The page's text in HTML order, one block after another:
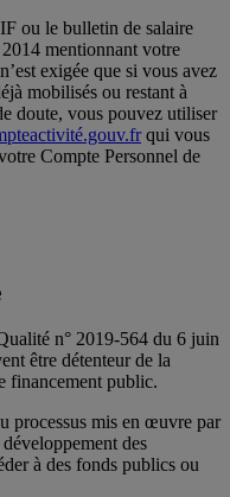
ou le bulletin de salaire
mentionnant votre
exigée que si vous avez
mobilisés ou restant à
doute, vous pouvez utiliser
qui vous
Compte Personnel de
n° 2019-564 du 6 juin
être détenteur de la
financement public.
processus mis en œuvre par
des
à des fonds publics ou